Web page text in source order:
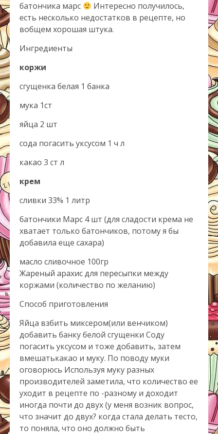
батончика марс
Интересно получилось,
есть несколько недостатков в рецепте, но
вобщем хорошая штука.
Ингредиенты
коржи
сгущенка белая 1 банка
мука 1ст
яйца 2 шт
сода погасить уксусом 1 ч л
какао 3 ст л
крем
сливки 33% 1 литр
батончики Марс 4 шт (для сладости крема не
хватает только батончиков, потому я бы
добавила еще сахара)
масло сливочное 100гр
Жареный арахис для пересыпки между
коржами (количество по желанию)
Способ приготовления
Яйца взбить миксером(или венчиком)
добавить банку белой сгущенки Соду
погасить уксусом и тоже добавить, затем
вмешатькакао и муку. По поводу муки
оговорюсь Используя муку разных
производителей заметила, что количество ее
уходит в рецепте по -разному и доходит
иногда почти до двух (у меня возник вопрос,
что значит до двух? когда стала делать тесто,
то поняла, что оно должно быть